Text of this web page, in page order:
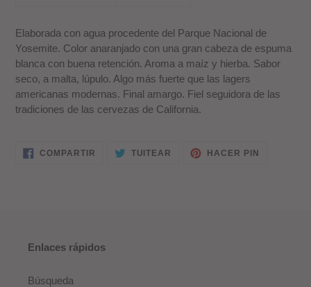
Elaborada con agua procedente del Parque Nacional de
Yosemite. Color anaranjado con una gran cabeza de espuma
blanca con buena retención. Aroma a maí­z y hierba. Sabor
seco, a malta, lúpulo. Algo más fuerte que las lagers
americanas modernas. Final amargo. Fiel seguidora de las
tradiciones de las cervezas de California.
COMPARTIR COMPARTIRTUITEAR TUITEARHACER PIN
Enlaces rápidos
Búsqueda